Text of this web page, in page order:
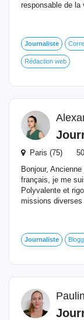
responsable de
Journaliste
Rédaction web
Paris (75)
Bonjour,
français, je me
Polyvalente et
missions
Journaliste